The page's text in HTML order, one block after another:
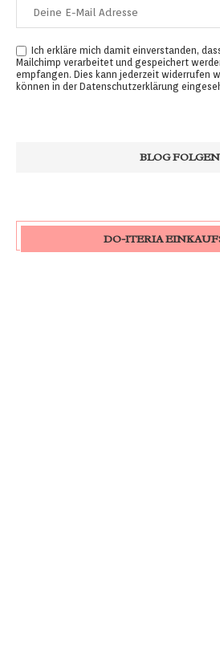
Ich erkläre mich damit einverstanden,
Mailchimp verarbeitet und gespeichert
empfangen. Dies kann jederzeit widerrufen
können in der Datenschutzerklärung
DO-ITERIA